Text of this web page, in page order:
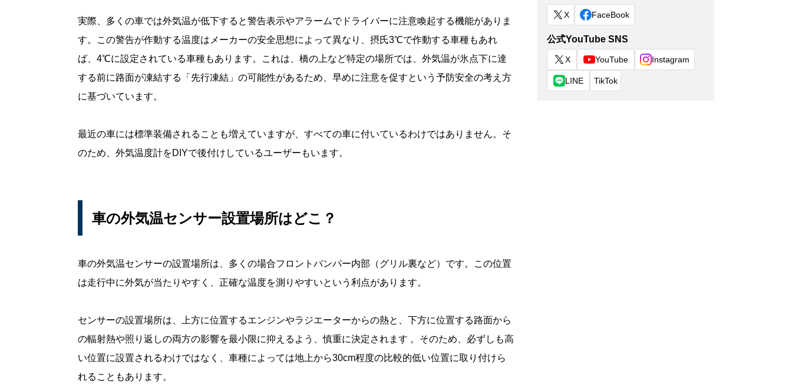
実際、多くの車では外気温が低下すると警告表示やアラームでドライバーに注意喚起する機能がありま
す。この警告が作動する温度はメーカーの安全思想によって異なり、摂氏3℃で作動する車種もあれ
ば、4℃に設定されている車種もあります。これは、橋の上など特定の場所では、外気温が氷点下に達
する前に路面が凍結する「先行凍結」の可能性があるため、早めに注意を促すという予防安全の考え方
に基づいています。
最近の車には標準装備されることも増えていますが、すべての車に付いているわけではありません。そ
のため、外気温度計をDIYで後付けしているユーザーもいます。
車の外気温センサー設置場所はどこ？
車の外気温センサーの設置場所は、多くの場合フロントバンパー内部（グリル裏など）です。この位置
は走行中に外気が当たりやすく、正確な温度を測りやすいという利点があります。
センサーの設置場所は、上方に位置するエンジンやラジエーターからの熱と、下方に位置する路面から
の輻射熱や照り返しの両方の影響を最小限に抑えるよう、慎重に決定されます 。そのため、必ずしも高
い位置に設置されるわけではなく、車種によっては地上から30cm程度の比較的低い位置に取り付けら
れることもあります。
X FaceBook
公式YouTube SNS
X YouTube Instagram
LINE TikTok